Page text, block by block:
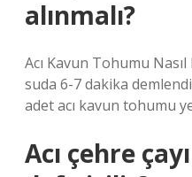
alınmalı?
Acı Kavun Tohumu Nasıl
suda 6-7 dakika
adet acı kavun tohumu
Acı çehre